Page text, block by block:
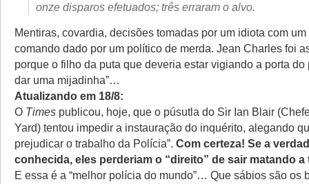
onze disparos efetuados; três erraram o alvo.
Mentiras, covardia, decisões tomadas por um idiota com
comando dado por um político de merda. Jean Charles foi
porque o filho da puta que deveria estar vigiando a porta do
dar uma mijadinha”…
Atualizando em 18/8:
O Times publicou, hoje, que o púsutla do Sir Ian Blair
Yard) tentou impedir a instauração do inquérito, alegando
prejudicar o trabalho da Polícia”. Com certeza! Se a
conhecida, eles perderiam o “direito” de sair matando
E essa é a “melhor polícia do mundo”… Que sábios são os